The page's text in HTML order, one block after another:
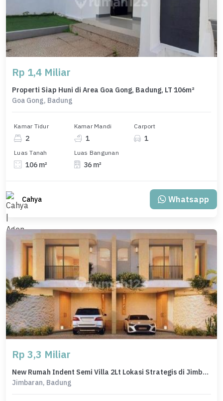
Rp 1,4 Miliar
Properti Siap Huni di Area Goa Gong, Badung, LT 106m²
Goa Gong, Badung
Kamar Tidur
2
Kamar Mandi
1
Carport
1
Luas Tanah
106 m²
Luas Bangunan
36 m²
Cahya Whatsapp
Rp 3,3 Miliar
New Rumah Indent Semi Villa 2Lt Lokasi Strategis di Jimbaran
Jimbaran, Badung